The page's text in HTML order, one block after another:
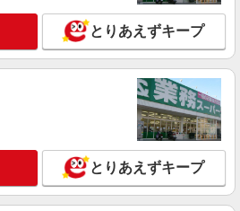
とりあえずキープ
とりあえずキープ